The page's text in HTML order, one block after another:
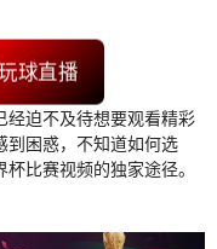
玩球直播
经迫不及待想要观看精彩
到困惑，不知道如何选
比赛视频的独家途径。